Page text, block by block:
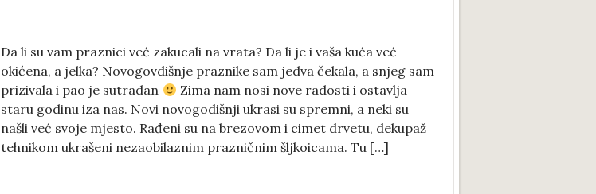
Da li su vam praznici već zakucali na vrata? Da li je i vaša kuća već
okićena, a jelka? Novogovdišnje praznike sam jedva čekala, a snjeg sam
prizivala i pao je sutradan
Zima nam nosi nove radosti i ostavlja
staru godinu iza nas. Novi novogodišnji ukrasi su spremni, a neki su
našli već svoje mjesto. Rađeni su na brezovom i cimet drvetu, dekupaž
tehnikom ukrašeni nezaobilaznim prazničnim šljkoicama. Tu […]